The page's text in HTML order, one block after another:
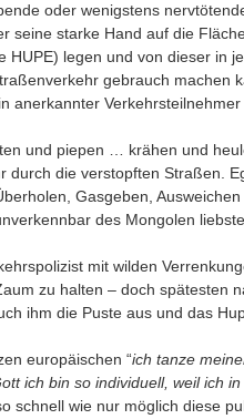
oder wenigstens
seine starke Hand auf die
HUPE) legen und von dieser in
gebrauch machen
anerkannter
und piepen … krähen und
durch die verstopften Straßen.
Gasgeben,
des Mongolen
mit wilden
zu halten – doch spätesten
ihm die Puste aus und das
europäischen “ich tanze
ich bin so individuell, weil ich
schnell wie nur möglich diese